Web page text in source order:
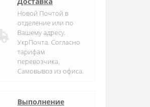
Новой Почтой в
отделение или по
Вашему адресу.
УкрПочта. Согласно
тарифам
перевозчика.
Самовывоз из офиса.
Выполнение